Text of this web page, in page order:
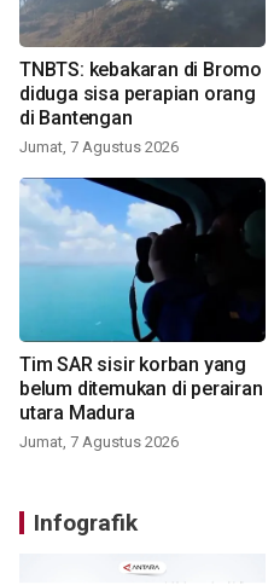
TNBTS: kebakaran di Bromo
diduga sisa perapian orang
di Bantengan
Jumat, 7 Agustus 2026
Tim SAR sisir korban yang
belum ditemukan di perairan
utara Madura
Jumat, 7 Agustus 2026
Infografik